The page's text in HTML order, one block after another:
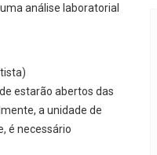
análise laboratorial
estarão abertos das
a unidade de
é necessário